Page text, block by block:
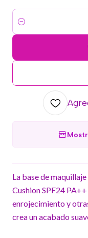
Cantidad
La base de
Cushion SPF24
enrojecimiento y
crea un acabado